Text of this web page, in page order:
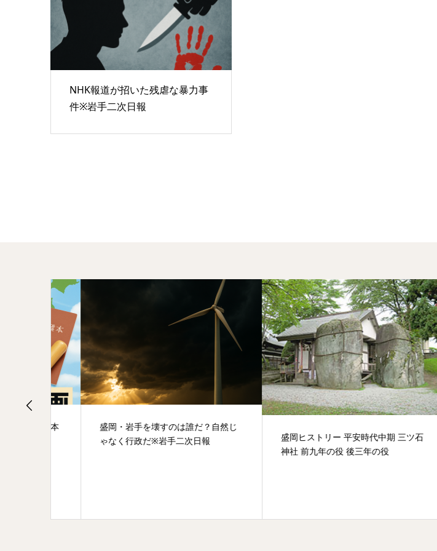
NHK報道が招いた残虐な暴力事
件※岩手二次日報
盛岡・岩手を壊すのは誰だ？自然じ
ゃなく行政だ※岩手二次日報
盛岡ヒストリー 平安時代中期 三ツ石
神社 前九年の役 後三年の役